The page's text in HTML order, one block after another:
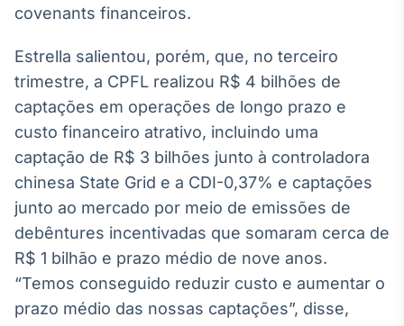
covenants financeiros.
Estrella salientou, porém, que, no terceiro
trimestre, a CPFL realizou R$ 4 bilhões de
captações em operações de longo prazo e
custo financeiro atrativo, incluindo uma
captação de R$ 3 bilhões junto à controladora
chinesa State Grid e a CDI-0,37% e captações
junto ao mercado por meio de emissões de
debêntures incentivadas que somaram cerca de
R$ 1 bilhão e prazo médio de nove anos.
“Temos conseguido reduzir custo e aumentar o
prazo médio das nossas captações”, disse,